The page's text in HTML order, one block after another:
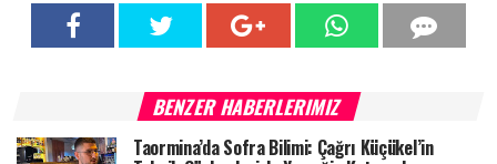
BENZER HABERLERIMIZ
Taormina’da Sofra Bilimi: Çağrı Küçükel’in